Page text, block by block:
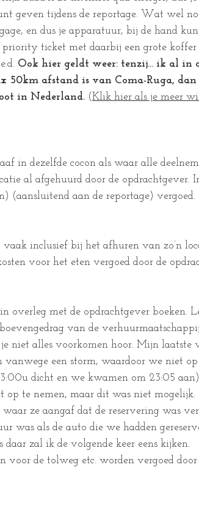
geven tijdens de reportage. Wat wel
en dus je apparatuur, bij de hand
ticket met daarbij een grote
Ook hier geldt weer: tenzij... ik al in
50km afstand is van Coma-Ruga, dan
in Nederland. (Klik hier als je meer
in dezelfde cocon als waar alle
al afgehuurd door de opdrachtgever.
(aansluitend aan de reportage) vergoed.
inclusief bij het afhuren van zo’n
voor het eten vergoed door de
overleg met de opdrachtgever boeken.
van de
je niet alles voorkomen hoor. Mijn laatste
vanwege een storm, waardoor we niet
dicht en we kwamen om 23:05
op te nemen, maar dit was niet
ze aangaf dat de reservering was
was als de auto die we hadden
daar zal ik de volgende keer eens kijken.
voor de tolweg etc. worden vergoed door